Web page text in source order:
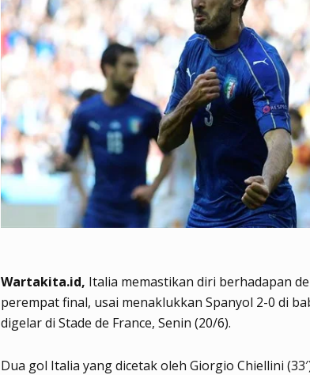
Wartakita.id, Italia memastikan diri berhadapan
perempat final, usai menaklukkan Spanyol 2-0 di
digelar di Stade de France, Senin (20/6).
Dua gol Italia yang dicetak oleh Giorgio Chiellini